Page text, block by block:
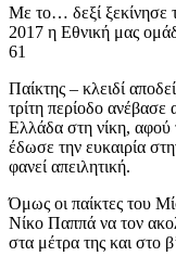
Με το… δεξί ξεκίνησε
2017 η Εθνική μας
61
Παίκτης – κλειδί
τρίτη περίοδο
Ελλάδα στη νίκη, αφού
έδωσε την ευκαιρία
φανεί απειλητική.
Όμως οι παίκτες του
Νίκο Παππά να τον
στα μέτρα της και στο